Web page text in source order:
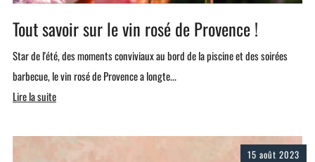
Tout savoir sur le vin rosé de Provence !
Star de l'été, des moments conviviaux au bord de la piscine et des soirées
barbecue, le vin rosé de Provence a longte...
Lire la suite
15 août 2023